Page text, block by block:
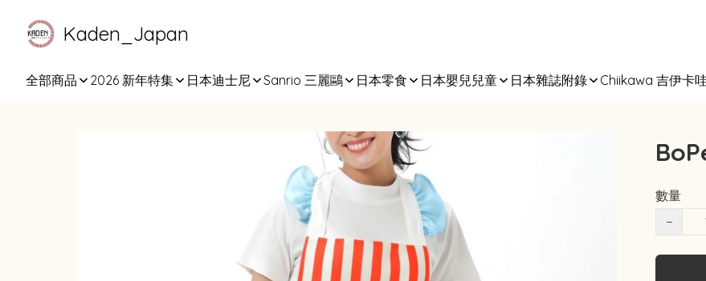
Kaden_Japan
全部商品 2026 新年特集 日本迪士尼 Sanrio 三麗鷗 日本零食 日本嬰兒兒童 日本雜誌附錄 Chiikawa 吉伊卡
數量
−